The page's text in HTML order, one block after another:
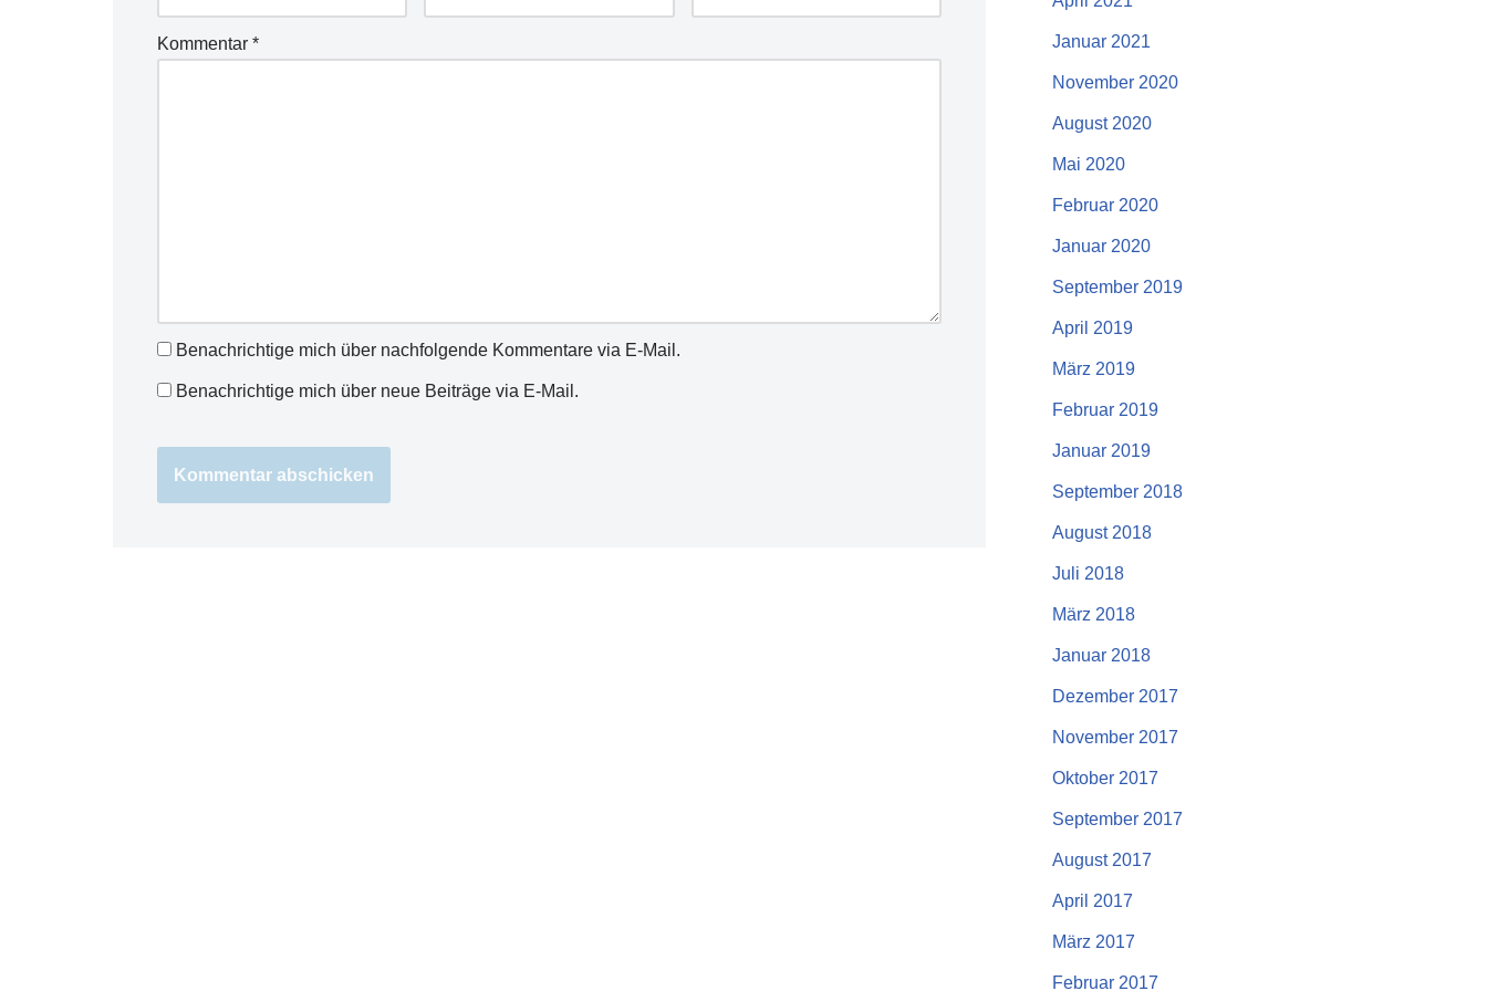
Kommentar *
Benachrichtige mich über nachfolgende Kommentare via E-Mail.
Benachrichtige mich über neue Beiträge via E-Mail.
Januar 2021
November 2020
August 2020
Mai 2020
Februar 2020
Januar 2020
September 2019
April 2019
März 2019
Februar 2019
Januar 2019
September 2018
August 2018
Juli 2018
März 2018
Januar 2018
Dezember 2017
November 2017
Oktober 2017
September 2017
August 2017
April 2017
März 2017
Februar 2017